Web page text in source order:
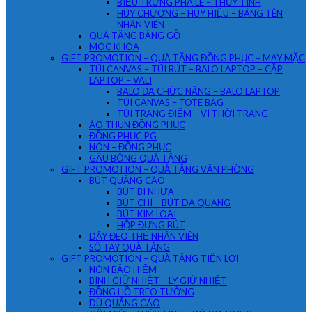
HUY CHƯƠNG – HUY HIỆU – BẢNG TÊN
NHÂN VIÊN
QUÀ TẶNG BẰNG GỖ
MÓC KHÓA
GIFT PROMOTION – QUÀ TẶNG ĐỒNG PHỤC – MAY MẶC
TÚI CANVAS – TÚI RÚT – BALO LAPTOP – CẶP
LAPTOP – VALI
BALO ĐA CHỨC NĂNG – BALO LAPTOP
TÚI CANVAS – TOTE BAG
TÚI TRANG ĐIỂM – VÍ THỜI TRANG
ÁO THUN ĐỒNG PHỤC
ĐỒNG PHỤC PG
NÓN – ĐỒNG PHỤC
GẤU BÔNG QUÀ TẶNG
GIFT PROMOTION – QUÀ TẶNG VĂN PHÒNG
BÚT QUẢNG CÁO
BÚT BI NHỰA
BÚT CHÌ – BÚT DA QUANG
BÚT KIM LOẠI
HỘP ĐỰNG BÚT
DÂY ĐEO THẺ NHÂN VIÊN
SỔ TAY QUÀ TẶNG
GIFT PROMOTION – QUÀ TẶNG TIỆN LỢI
NÓN BẢO HIỂM
BÌNH GIỮ NHIỆT – LY GIỮ NHIỆT
ĐỒNG HỒ TREO TƯỜNG
DÙ QUẢNG CÁO